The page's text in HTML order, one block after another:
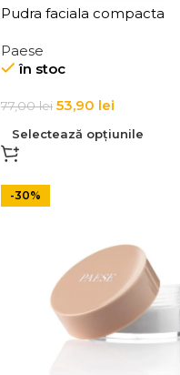
Pudra faciala compacta
Paese HD Powder 15g
Paese
în stoc
77,00lei 53,90 lei
Selectează opțiunile
-30%